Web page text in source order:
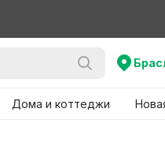
Дома и коттеджи